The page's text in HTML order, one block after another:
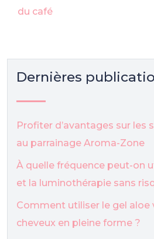
du café
Dernières
Profiter d’avantages sur les
au parrainage Aroma-Zone
À quelle fréquence peut-on
et la luminothérapie sans
Comment utiliser le gel aloe
cheveux en pleine forme ?